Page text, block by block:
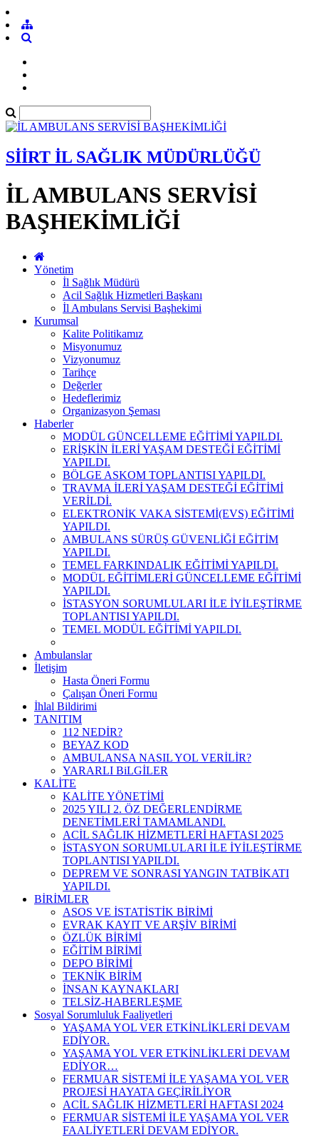
SİİRT İL SAĞLIK MÜDÜRLÜĞÜ
İL AMBULANS SERVİSİ
BAŞHEKİMLİĞİ
Yönetim
İl Sağlık Müdürü
Acil Sağlık Hizmetleri Başkanı
İl Ambulans Servisi Başhekimi
Kurumsal
Kalite Politikamız
Misyonumuz
Vizyonumuz
Tarihçe
Değerler
Hedeflerimiz
Organizasyon Şeması
Haberler
MODÜL GÜNCELLEME EĞİTİMİ YAPILDI.
ERİŞKİN İLERİ YAŞAM DESTEĞİ EĞİTİMİ
YAPILDI.
BÖLGE ASKOM TOPLANTISI YAPILDI.
TRAVMA İLERİ YAŞAM DESTEĞİ EĞİTİMİ
VERİLDİ.
ELEKTRONİK VAKA SİSTEMİ(EVS) EĞİTİMİ
YAPILDI.
AMBULANS SÜRÜŞ GÜVENLİĞİ EĞİTİM
YAPILDI.
TEMEL FARKINDALIK EĞİTİMİ YAPILDI.
MODÜL EĞİTİMLERİ GÜNCELLEME EĞİTİMİ
YAPILDI.
İSTASYON SORUMLULARI İLE İYİLEŞTİRME
TOPLANTISI YAPILDI.
TEMEL MODÜL EĞİTİMİ YAPILDI.
Ambulanslar
İletişim
Hasta Öneri Formu
Çalışan Öneri Formu
İhlal Bildirimi
TANITIM
112 NEDİR?
BEYAZ KOD
AMBULANSA NASIL YOL VERİLİR?
YARARLI BiLGİLER
KALİTE
KALİTE YÖNETİMİ
2025 YILI 2. ÖZ DEĞERLENDİRME
DENETİMLERİ TAMAMLANDI.
ACİL SAĞLIK HİZMETLERİ HAFTASI 2025
İSTASYON SORUMLULARI İLE İYİLEŞTİRME
TOPLANTISI YAPILDI.
DEPREM VE SONRASI YANGIN TATBİKATI
YAPILDI.
BİRİMLER
ASOS VE İSTATİSTİK BİRİMİ
EVRAK KAYIT VE ARŞİV BİRİMİ
ÖZLÜK BİRİMİ
EĞİTİM BİRİMİ
DEPO BİRİMİ
TEKNİK BİRİM
İNSAN KAYNAKLARI
TELSİZ-HABERLEŞME
Sosyal Sorumluluk Faaliyetleri
YAŞAMA YOL VER ETKİNLİKLERİ DEVAM
EDİYOR.
YAŞAMA YOL VER ETKİNLİKLERİ DEVAM
EDİYOR…
FERMUAR SİSTEMİ İLE YAŞAMA YOL VER
PROJESİ HAYATA GEÇİRİLİYOR
ACİL SAĞLIK HİZMETLERİ HAFTASI 2024
FERMUAR SİSTEMİ İLE YAŞAMA YOL VER
FAALİYETLERİ DEVAM EDİYOR.